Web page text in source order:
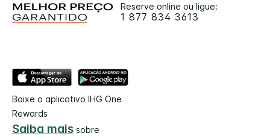
Reserve online ou ligue:
1 877 834 3613
Baixe o aplicativo IHG One
Rewards
Saiba mais sobre